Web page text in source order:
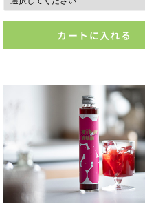
カートに入れる